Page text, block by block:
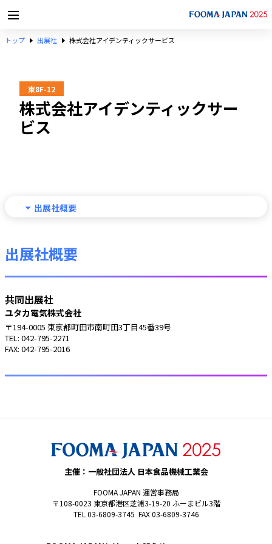
トップ 出展社 株式会社アイデンティックサービス
東8F-12
株式会社アイデンティックサー
ビス
出展社概要
出展社概要
共同出展社
ユタカ電気株式会社
〒194-0005 東京都町田市南町田3丁目45番39号
TEL: 042-795-2271
FAX: 042-795-2016
主催：一般社団法人 日本食品機械工業会
FOOMA JAPAN 運営事務局
〒108-0023 東京都港区芝浦3-19-20 ふーまビル3階
TEL 03-6809-3745 FAX 03-6809-3746